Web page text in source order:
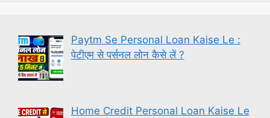
Paytm Se Personal Loan Kaise Le :
पेटीएम से पर्सनल लोन कैसे लें ?
Home Credit Personal Loan Kaise Le